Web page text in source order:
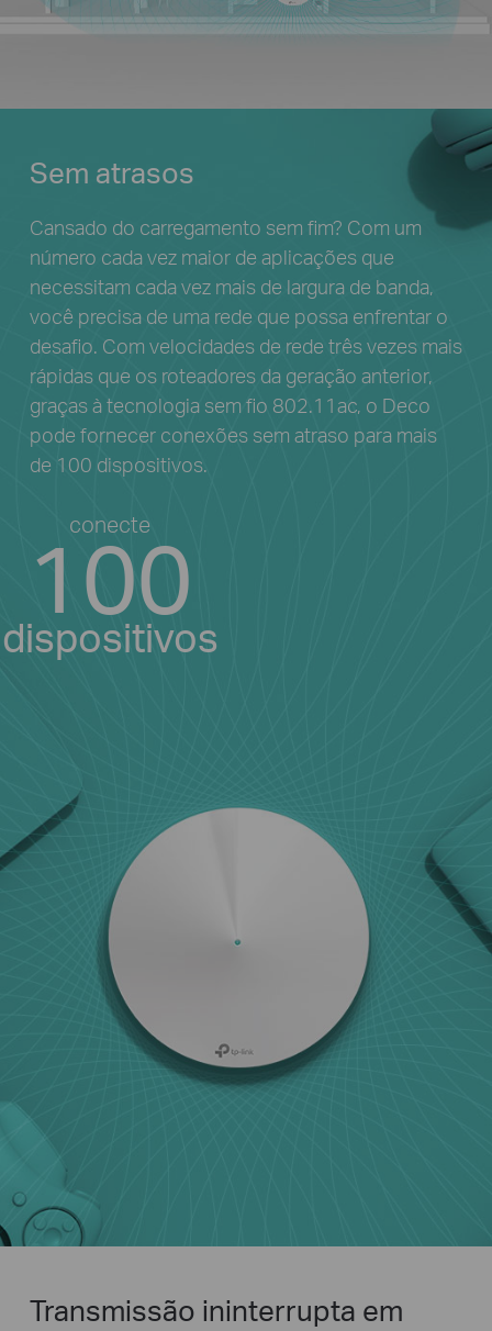
Sem atrasos
Cansado do carregamento sem fim? Com um
número cada vez maior de aplicações que
necessitam cada vez mais de largura de banda,
você precisa de uma rede que possa enfrentar o
desafio. Com velocidades de rede três vezes mais
rápidas que os roteadores da geração anterior,
graças à tecnologia sem fio 802.11ac, o Deco
pode fornecer conexões sem atraso para mais
de 100 dispositivos.
conecte
100
dispositivos
Transmissão ininterrupta em